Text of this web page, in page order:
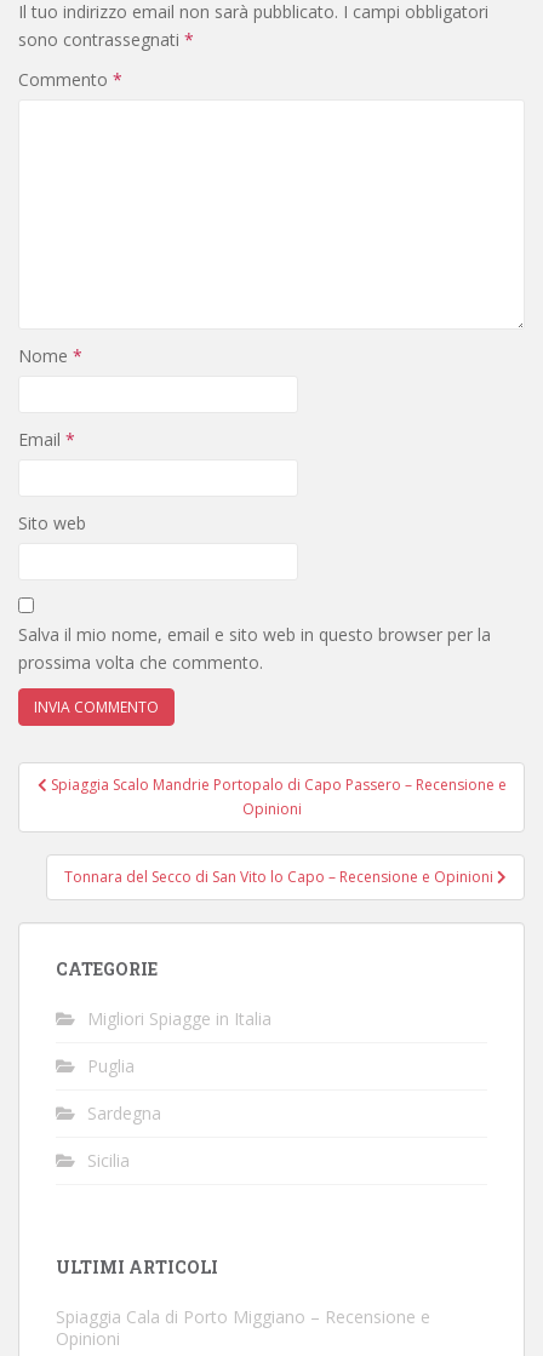
Il tuo indirizzo email non sarà pubblicato. I campi obbligatori
sono contrassegnati *
Commento *
Nome *
Email *
Sito web
Salva il mio nome, email e sito web in questo browser per la
prossima volta che commento.
Navigazione
Spiaggia Scalo Mandrie Portopalo di Capo Passero – Recensione e
Opinioni
Tonnara del Secco di San Vito lo Capo – Recensione e Opinioni
CATEGORIE
Migliori Spiagge in Italia
Puglia
Sardegna
Sicilia
ULTIMI ARTICOLI
Spiaggia Cala di Porto Miggiano – Recensione e
Opinioni